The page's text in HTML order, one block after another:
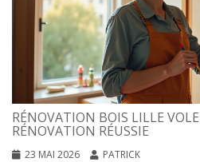
RÉNOVATION BOIS LILLE
RÉNOVATION RÉUSSIE
23 MAI 2026 PATRICK